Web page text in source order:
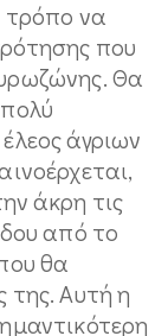
τρόπο να
που
Θα
άγριων
άκρη τις
από το
θα
της. Αυτή η